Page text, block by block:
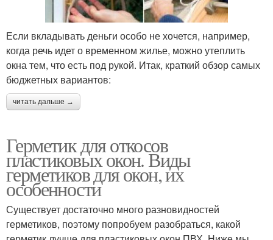
Если вкладывать деньги особо не хочется, например,
когда речь идет о временном жилье, можно утеплить
окна тем, что есть под рукой. Итак, краткий обзор самых
бюджетных вариантов:
читать дальше →
Герметик для откосов
пластиковых окон. Виды
герметиков для окон, их
особенности
Существует достаточно много разновидностей
герметиков, поэтому попробуем разобраться, какой